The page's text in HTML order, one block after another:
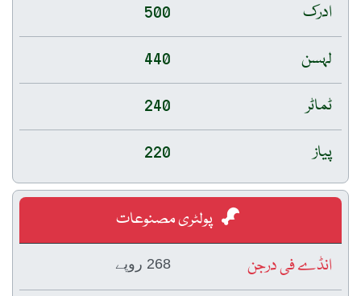
ادرک
500
لہسن
440
ٹماٹر
240
پیاز
220
پولٹری مصنوعات
انڈے فی درجن
268 روپے